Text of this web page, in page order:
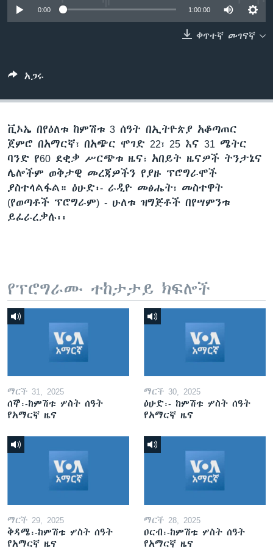
0:00 1:00:00
ቀጥተኛ መገናኛ
አጋሩ
ቪኦኤ በየዕለቱ ከምሽቱ 3 ሰዓት በኢትዮጵያ አቆጣጠር
ጀምሮ በአማርኛ፣ በአጭር ሞገድ 22፣ 25 እና 31 ሜትር
ባንድ የ60 ደቂቃ ሥርጭቱ ዜና፣ አበይት ዜናዎች ትንታኔና
ሌሎችም ወቅታዊ መረጃዎችን የያዙ ፕሮግራሞች
ያስተላልፋል። ዕሁድ፡- ራዲዮ መፅሔት፣ መስተዋት
(የወጣቶች ፕሮግራም) - ሁለቱ ዝግጅቶች በየሣምንቱ
ይፈራረቃሉ፡፡
የፕሮግራሙ ተከታታይ ክፍሎች
ማርች 31, 2025
ሰኞ፡-ከምሽቱ ሦስት ሰዓት
የአማርኛ ዜና
ማርች 30, 2025
ዕሁድ፡- ከምሽቱ ሦስት ሰዓት
የአማርኛ ዜና
ማርች 29, 2025
ቅዳሜ፡-ከምሽቱ ሦስት ሰዓት
የአማርኛ ዜና
ማርች 28, 2025
ዐርብ፡-ከምሽቱ ሦስት ሰዓት
የአማርኛ ዜና